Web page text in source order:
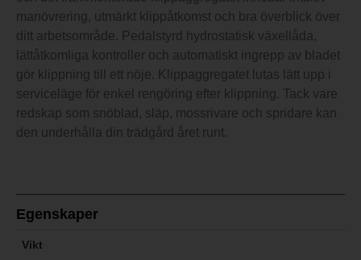
manövrering, utmärkt klippåtkomst och bra överblick över
ditt arbetsområde. Pedalstyrd hydrostatisk växellåda,
lättåtkomliga kontroller och automatiskt ingrepp av bladet
gör klippning till ett nöje. Klippaggregatet lutas lätt upp i
serviceläge för enkel rengöring efter klippning. Tack vare
redskap som snöblad, släp, mossrivare och spridare kan
den underhålla din trädgård året runt.
Egenskaper
Vikt